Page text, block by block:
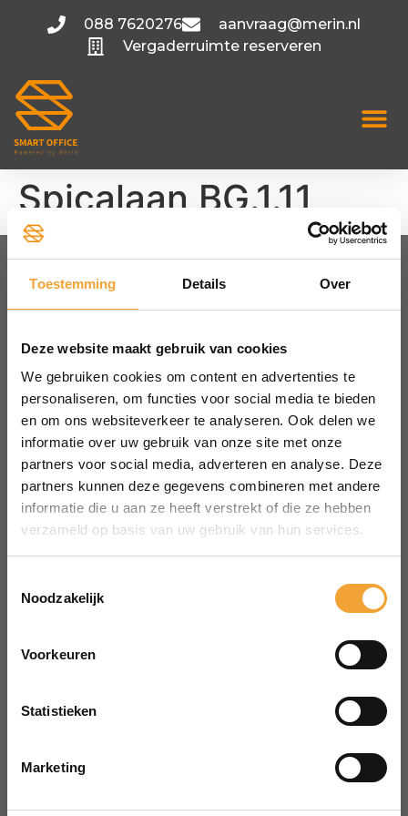
Toestemming Details Over
Deze website maakt gebruik van cookies
We gebruiken cookies om content en advertenties te
personaliseren, om functies voor social media te bieden
en om ons websiteverkeer te analyseren. Ook delen we
informatie over uw gebruik van onze site met onze
partners voor social media, adverteren en analyse. Deze
partners kunnen deze gegevens combineren met andere
informatie die u aan ze heeft verstrekt of die ze hebben
verzameld op basis van uw gebruik van hun services.
Noodzakelijk
Voorkeuren
Statistieken
Marketing
088 7620276
aanvraag@merin.nl
Vergaderruimte reserveren
Spicalaan BG.1.11
Utrecht
Hoofddorp
Bekijk alle locaties
MENU
Over Smart Office
Hoe het werkt
Veelgestelde vragen
Reserveren vergaderruimte
088 7620276
Jachthavenweg 109H